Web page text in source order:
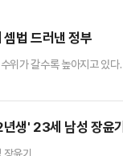
법 드러낸 정부
위가 갈수록 높아지고 있
"AI 초과이익을 사회적
생' 23세 남성 장윤